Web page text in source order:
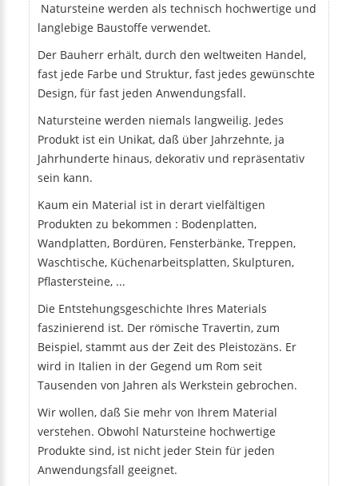
Natursteine werden als technisch hochwertige und
langlebige Baustoffe verwendet.
Der Bauherr erhält, durch den weltweiten Handel,
fast jede Farbe und Struktur, fast jedes gewünschte
Design, für fast jeden Anwendungsfall.
Natursteine werden niemals langweilig. Jedes
Produkt ist ein Unikat, daß über Jahrzehnte, ja
Jahrhunderte hinaus, dekorativ und repräsentativ
sein kann.
Kaum ein Material ist in derart vielfältigen
Produkten zu bekommen : Bodenplatten,
Wandplatten, Bordüren, Fensterbänke, Treppen,
Waschtische, Küchenarbeitsplatten, Skulpturen,
Pflastersteine, ...
Die Entstehungsgeschichte Ihres Materials
faszinierend ist. Der römische Travertin, zum
Beispiel, stammt aus der Zeit des Pleistozäns. Er
wird in Italien in der Gegend um Rom seit
Tausenden von Jahren als Werkstein gebrochen.
Wir wollen, daß Sie mehr von Ihrem Material
verstehen. Obwohl Natursteine hochwertige
Produkte sind, ist nicht jeder Stein für jeden
Anwendungsfall geeignet.